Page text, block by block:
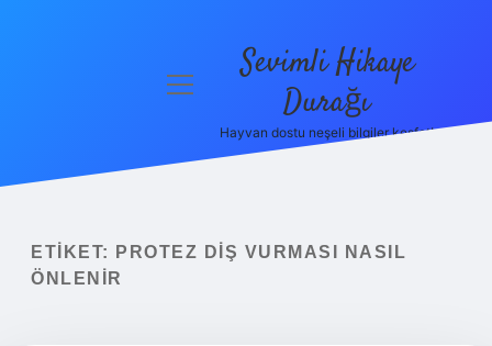
Yasal Uyarı
menüyü
Sevimli Hikaye
Durağı
Hayvan dostu neşeli bilgiler keşfet!
ETIKET:
PROTEZ DIŞ VURMASI NASIL
ÖNLENIR